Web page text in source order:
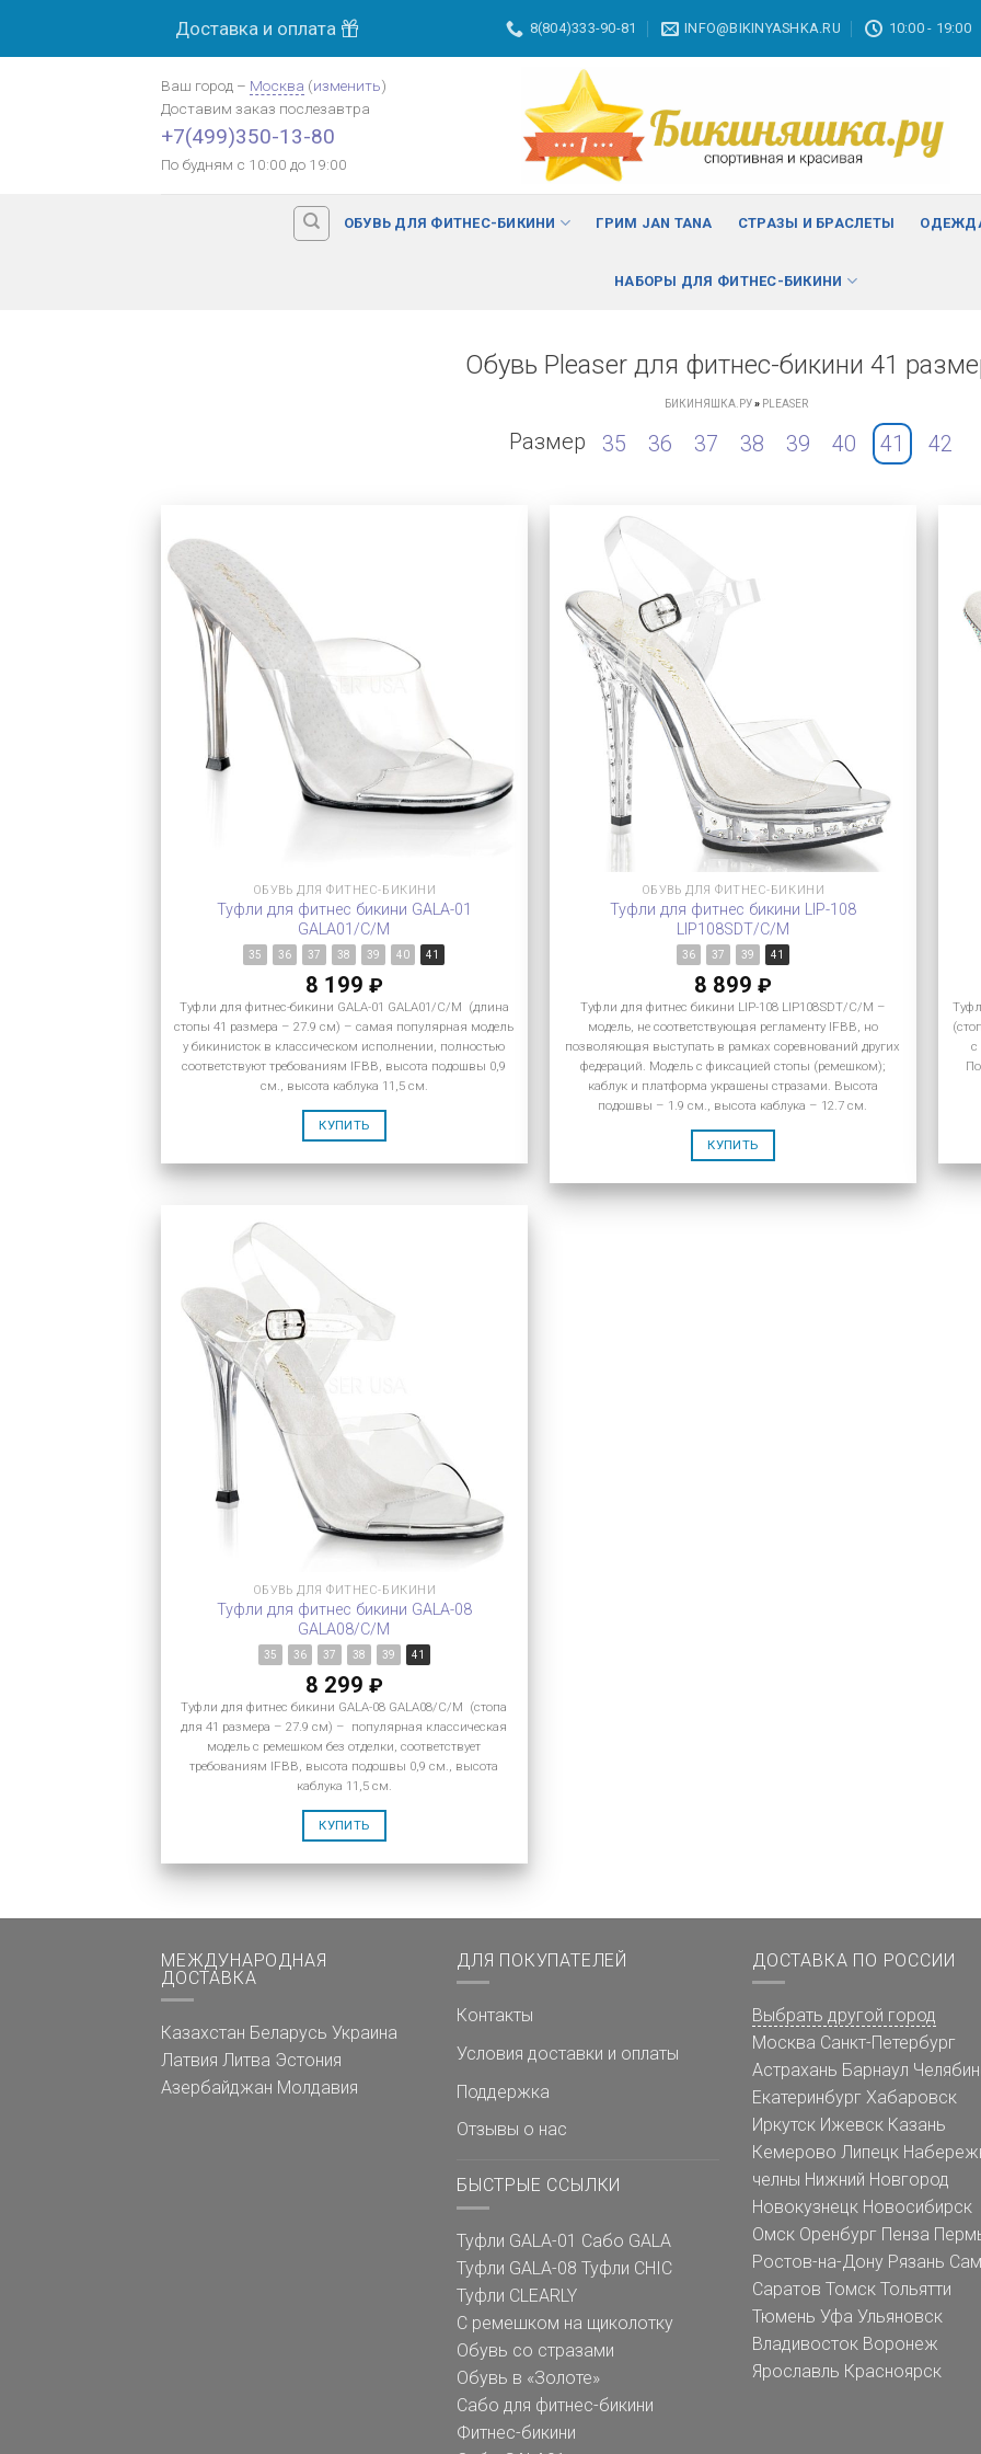
Доставка и оплата 8(804)333-90-81 INFO@BIKINYASHKA.RU 10:00 - 19:00
Ваш город – Москва (изменить)
Доставим заказ послезавтра
+7(499)350-13-80
По будням с 10:00 до 19:00
ОБУВЬ ДЛЯ ФИТНЕС-БИКИНИ ГРИМ JAN TANA СТРАЗЫ И БРАСЛЕТЫ
НАБОРЫ ДЛЯ ФИТНЕС-БИКИНИ
Обувь Pleaser для фитнес-бикини 41
БИКИНЯШКА.РУ» PLEASER
Размер 35 36 37 38 39 40 41 42
ОБУВЬ ДЛЯ ФИТНЕС-БИКИНИ
Туфли для фитнес бикини GALA-01
GALA01/C/M
35 36 37 38 39 40 41
8 199 ₽
Туфли для фитнес-бикини GALA-01 GALA01/C/M (длина
стопы 41 размера – 27.9 см) – самая популярная модель
у бикинисток в классическом исполнении, полностью
соответствуют требованиям IFBB, высота подошвы 0,9
см., высота каблука 11,5 см.
КУПИТЬ
ОБУВЬ ДЛЯ ФИТНЕС-БИКИНИ
Туфли для фитнес бикини LIP-108
LIP108SDT/C/M
36 37 39 41
8 899 ₽
Туфли для фитнес бикини LIP-108 LIP108SDT/C/M –
модель, не соответствующая регламенту IFBB, но
позволяющая выступать в рамках соревнований других
федераций. Модель с фиксацией стопы (ремешком);
каблук и платформа украшены стразами. Высота
подошвы – 1.9 см., высота каблука – 12.7 см.
КУПИТЬ
с
ОБУВЬ ДЛЯ ФИТНЕС-БИКИНИ
Туфли для фитнес бикини GALA-08
GALA08/C/M
35 36 37 38 39 41
8 299 ₽
Туфли для фитнес бикини GALA-08 GALA08/C/M (стопа
для 41 размера – 27.9 см) – популярная классическая
модель с ремешком без отделки, соответствует
требованиям IFBB, высота подошвы 0,9 см., высота
каблука 11,5 см.
КУПИТЬ
МЕЖДУНАРОДНАЯ
ДОСТАВКА
Казахстан Беларусь Украина
Латвия Литва Эстония
Азербайджан Молдавия
ДЛЯ ПОКУПАТЕЛЕЙ
Контакты
Условия доставки и оплаты
Поддержка
Отзывы о нас
БЫСТРЫЕ ССЫЛКИ
Туфли GALA-01 Сабо GALA
Туфли GALA-08 Туфли CHIC
Туфли CLEARLY
С ремешком на щиколотку
Обувь со стразами
Обувь в «Золоте»
Сабо для фитнес-бикини
Фитнес-бикини
ДОСТАВКА ПО РОССИИ
Выбрать другой город
Москва Санкт-Петербург
Астрахань Барнаул
Екатеринбург Хабаровск
Иркутск Ижевск Казань
Кемерово Липецк
челны Нижний Новгород
Новокузнецк Новосибирск
Омск Оренбург Пенза
Ростов-на-Дону Рязань
Саратов Томск Тольятти
Тюмень Уфа Ульяновск
Владивосток Воронеж
Ярославль Красноярск